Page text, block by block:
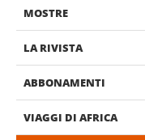
MOSTRE
LA RIVISTA
ABBONAMENTI
VIAGGI DI AFRICA